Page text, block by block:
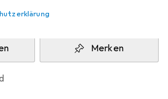
In den Warenkorb
Merken